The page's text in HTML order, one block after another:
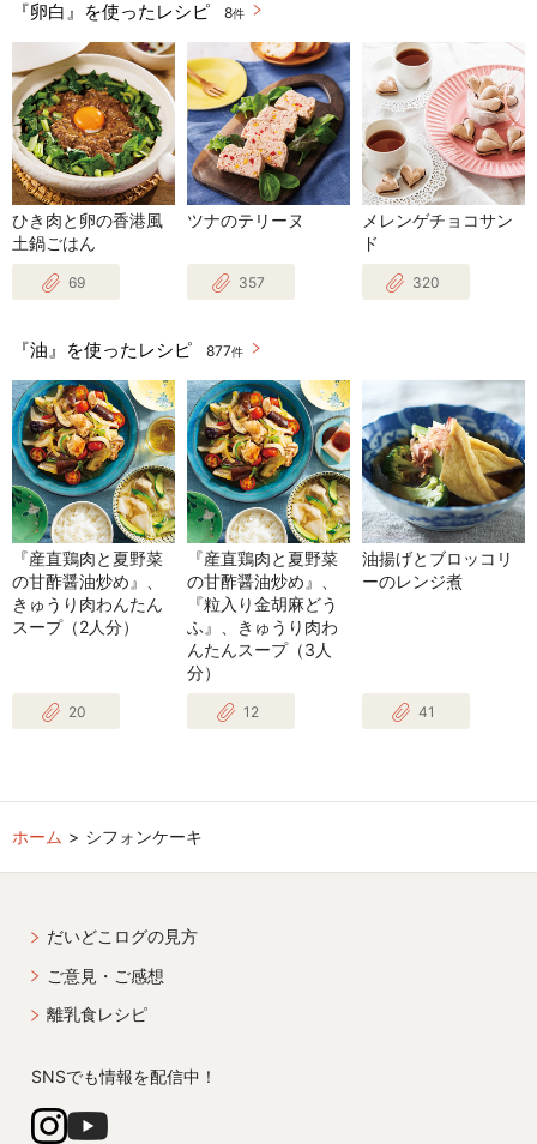
『卵白』を使ったレシピ 8件
ひき肉と卵の香港風
土鍋ごはん
69
ツナのテリーヌ
357
メレンゲチョコサン
ド
320
『油』を使ったレシピ 877件
『産直鶏肉と夏野菜
の甘酢醤油炒め』、
きゅうり肉わんたん
スープ（2人分）
20
『産直鶏肉と夏野菜
の甘酢醤油炒め』、
『粒入り金胡麻どう
ふ』、きゅうり肉わ
んたんスープ（3人
分）
12
油揚げとブロッコリ
ーのレンジ煮
41
ホーム シフォンケーキ
だいどこログの見方
ご意見・ご感想
離乳食レシピ
SNSでも情報を配信中！